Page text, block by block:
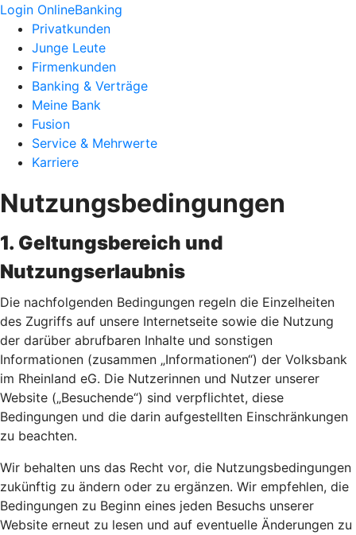
Login OnlineBanking
Privatkunden
Junge Leute
Firmenkunden
Banking & Verträge
Meine Bank
Fusion
Service & Mehrwerte
Karriere
Nutzungsbedingungen
1. Geltungsbereich und
Nutzungserlaubnis
Die nachfolgenden Bedingungen regeln die Einzelheiten
des Zugriffs auf unsere Internetseite sowie die Nutzung
der darüber abrufbaren Inhalte und sonstigen
Informationen (zusammen „Informationen“) der Volksbank
im Rheinland eG. Die Nutzerinnen und Nutzer unserer
Website („Besuchende“) sind verpflichtet, diese
Bedingungen und die darin aufgestellten Einschränkungen
zu beachten.
Wir behalten uns das Recht vor, die Nutzungsbedingungen
zukünftig zu ändern oder zu ergänzen. Wir empfehlen, die
Bedingungen zu Beginn eines jeden Besuchs unserer
Website erneut zu lesen und auf eventuelle Änderungen zu